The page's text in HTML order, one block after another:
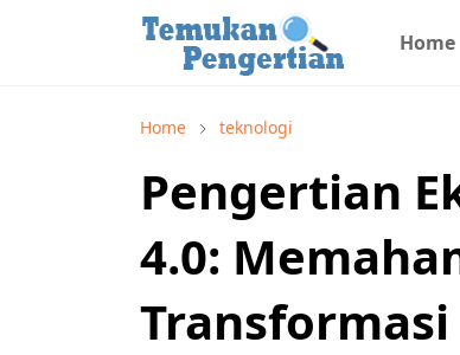
Home
Home teknologi
Pengertian
4.0: